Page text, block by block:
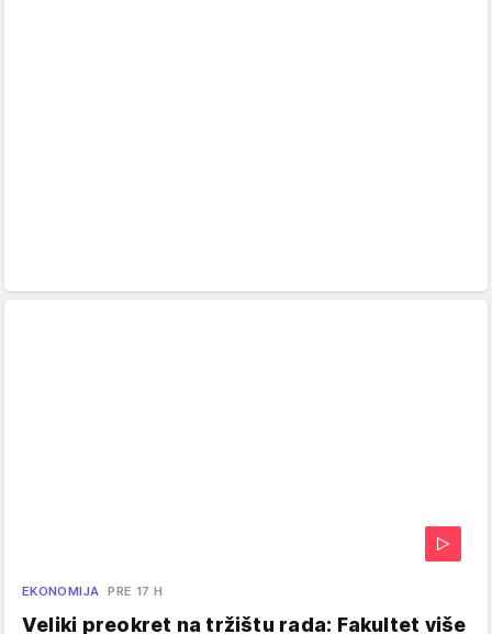
EKONOMIJA PRE 17 H
Veliki preokret na tržištu rada: Fakultet više